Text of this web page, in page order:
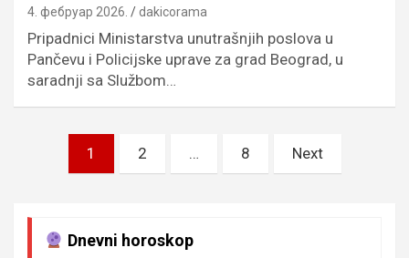
4. фебруар 2026. dakicorama
Pripadnici Ministarstva unutrašnjih poslova u
Pančevu i Policijske uprave za grad Beograd, u
saradnji sa Službom…
Пагинација
чланака
1 2 … 8 Next
Dnevni horoskop